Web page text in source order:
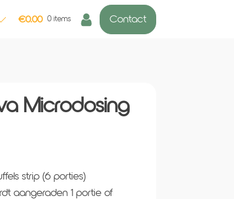
€0.00 0 items Contact
Microdosing
strip (6 porties)
aangeraden 1 portie of